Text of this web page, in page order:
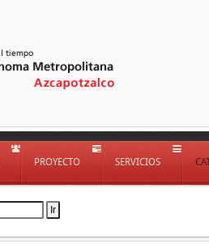
PROYECTO SERVICIOS